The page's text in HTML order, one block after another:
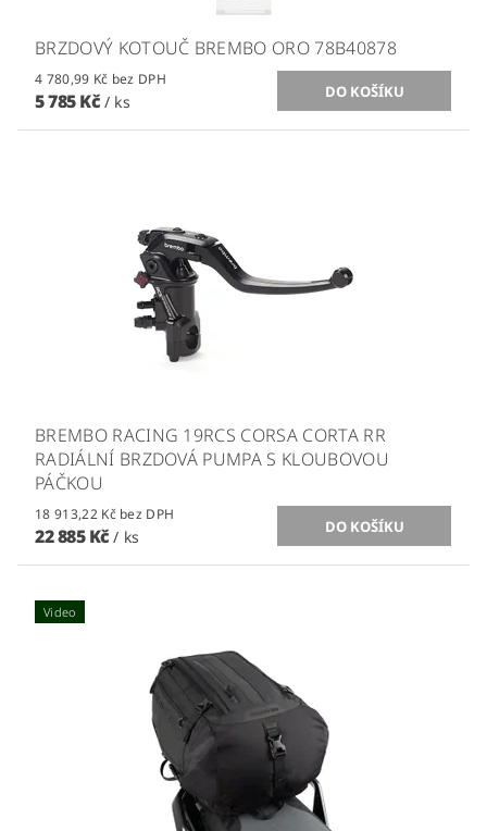
BRZDOVÝ KOTOUČ BREMBO ORO 78B40878
4 780,99 Kč bez DPH
5 785 Kč / ks
BREMBO RACING 19RCS CORSA CORTA RR
RADIÁLNÍ BRZDOVÁ PUMPA S KLOUBOVOU
PÁČKOU
18 913,22 Kč bez DPH
22 885 Kč/ ks
Video